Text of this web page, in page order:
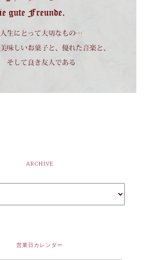
ARCHIVE
営業日カレンダー